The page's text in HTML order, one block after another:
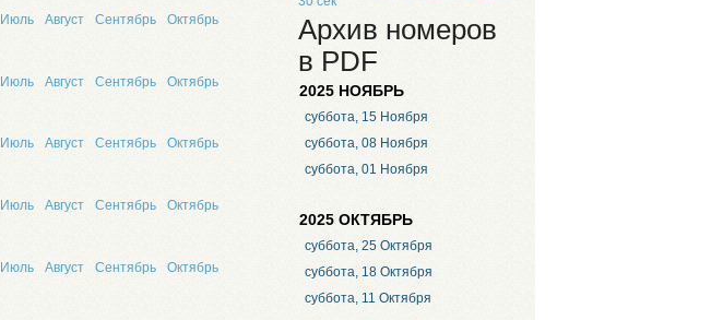
Июль Август Сентябрь
Октябрь
Июль Август Сентябрь
Октябрь
Июль Август Сентябрь
Октябрь
Июль Август Сентябрь
Октябрь
Июль Август Сентябрь
Октябрь
Архив номеров
в PDF
2025 НОЯБРЬ
суббота, 15 Ноября
суббота, 08 Ноября
суббота, 01 Ноября
2025 ОКТЯБРЬ
суббота, 25 Октября
суббота, 18 Октября
суббота, 11 Октября